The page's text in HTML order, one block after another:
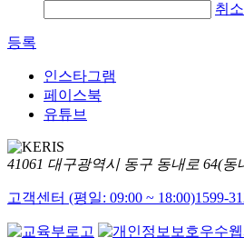
취소
등록
인스타그램
페이스북
유튜브
41061 대구광역시 동구 동내로 64(동
고객센터 (평일: 09:00 ~ 18:00)1599-